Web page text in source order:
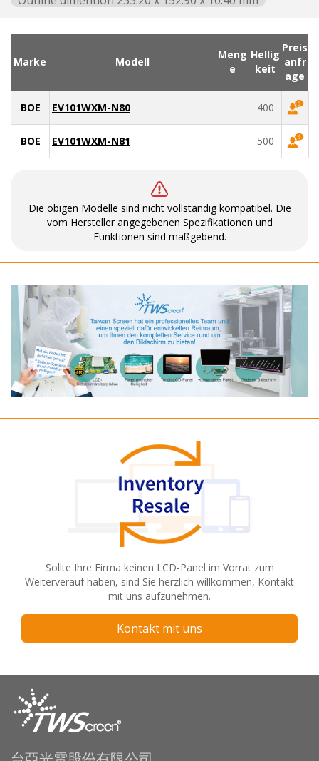
Marke Modell
Meng
e
Hellig
keit
Preis
anfr
age
BOE EV101WXM-N80 400
BOE EV101WXM-N81 500
Die obigen Modelle sind nicht vollständig kompatibel. Die
vom Hersteller angegebenen Spezifikationen und
Funktionen sind maßgebend.
Sollte Ihre Firma keinen LCD-Panel im Vorrat zum
Weiterverauf haben, sind Sie herzlich willkommen, Kontakt
mit uns aufzunehmen.
Kontakt mit uns